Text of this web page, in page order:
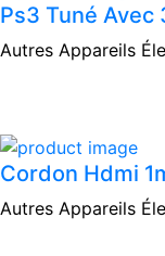
Ps3 Tuné Avec
Autres Appareils
Cordon Hdmi
Autres Appareils